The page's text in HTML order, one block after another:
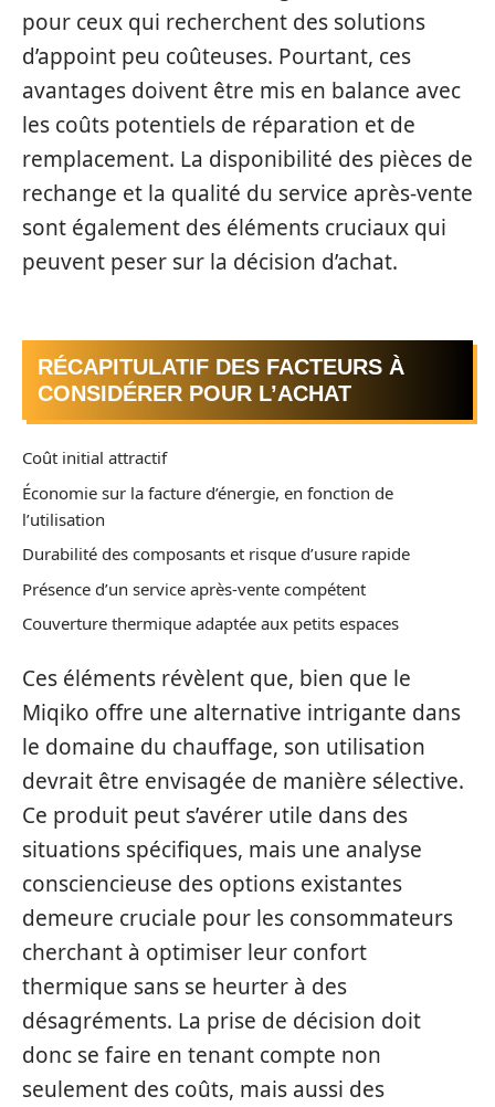
pour ceux qui recherchent des solutions
d’appoint peu coûteuses. Pourtant, ces
avantages doivent être mis en balance avec
les coûts potentiels de réparation et de
remplacement. La disponibilité des pièces de
rechange et la qualité du service après-vente
sont également des éléments cruciaux qui
peuvent peser sur la décision d’achat.
RÉCAPITULATIF DES FACTEURS À
CONSIDÉRER POUR L’ACHAT
Coût initial attractif
Économie sur la facture d’énergie, en fonction de
l’utilisation
Durabilité des composants et risque d’usure rapide
Présence d’un service après-vente compétent
Couverture thermique adaptée aux petits espaces
Ces éléments révèlent que, bien que le
Miqiko offre une alternative intrigante dans
le domaine du chauffage, son utilisation
devrait être envisagée de manière sélective.
Ce produit peut s’avérer utile dans des
situations spécifiques, mais une analyse
consciencieuse des options existantes
demeure cruciale pour les consommateurs
cherchant à optimiser leur confort
thermique sans se heurter à des
désagréments. La prise de décision doit
donc se faire en tenant compte non
seulement des coûts, mais aussi des